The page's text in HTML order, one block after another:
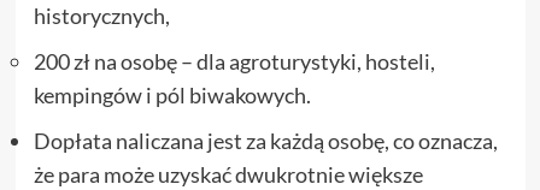
historycznych,
200 zł na osobę – dla agroturystyki, hosteli,
kempingów i pól biwakowych.
Dopłata naliczana jest za każdą osobę, co oznacza,
że para może uzyskać dwukrotnie większe